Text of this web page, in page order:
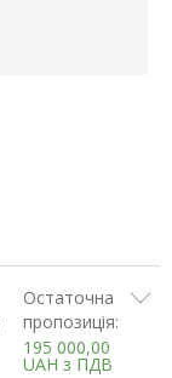
Остаточна
пропозиція:
195 000,00
UAH з ПДВ